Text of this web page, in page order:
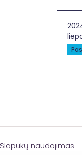
Slapukų naudojimas